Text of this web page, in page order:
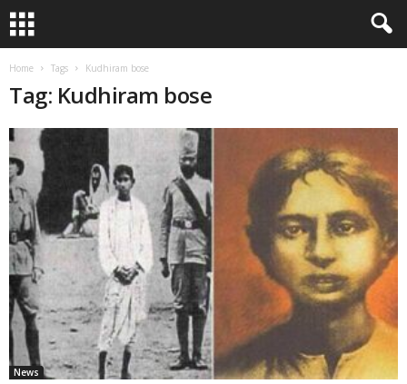
Home Tags Kudhiram bose
Tag: Kudhiram bose
News